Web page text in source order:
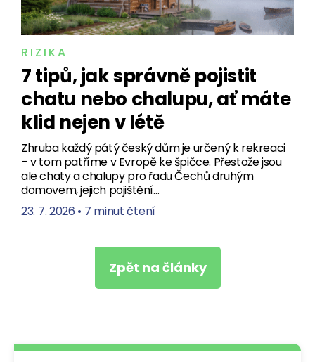
RIZIKA
7 tipů, jak správně pojistit
chatu nebo chalupu, ať máte
klid nejen v létě
Zhruba každý pátý český dům je určený k rekreaci
– v tom patříme v Evropě ke špičce. Přestože jsou
ale chaty a chalupy pro řadu Čechů druhým
domovem, jejich pojištění…
23. 7. 2026 • 7 minut čtení
Zpět na články